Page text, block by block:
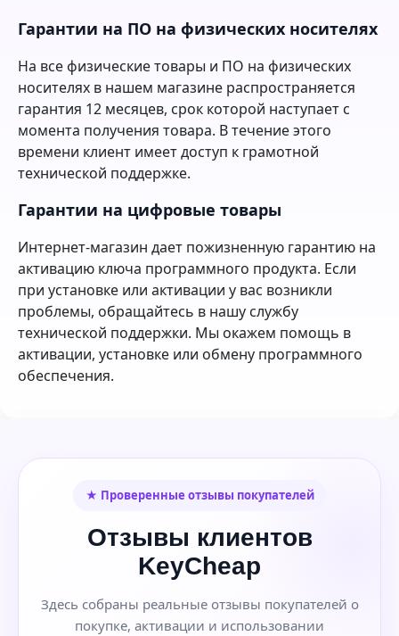
Гарантии на ПО на физических носителях
На все физические товары и ПО на физических
носителях в нашем магазине распространяется
гарантия 12 месяцев, срок которой наступает с
момента получения товара. В течение этого
времени клиент имеет доступ к грамотной
технической поддержке.
Гарантии на цифровые товары
Интернет-магазин дает пожизненную гарантию на
активацию ключа программного продукта. Если
при установке или активации у вас возникли
проблемы, обращайтесь в нашу службу
технической поддержки. Мы окажем помощь в
активации, установке или обмену программного
обеспечения.
★ Проверенные отзывы покупателей
Отзывы клиентов
KeyCheap
Здесь собраны реальные отзывы покупателей о
покупке, активации и использовании